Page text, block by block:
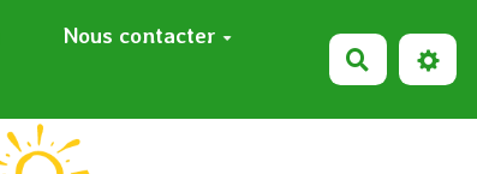
Nous contacter